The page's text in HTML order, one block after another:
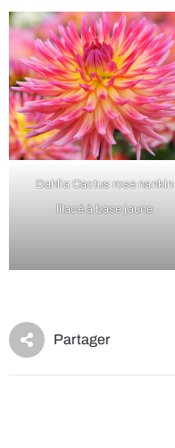
Dahlia Cactus rose nankin
lilacé à base jaune